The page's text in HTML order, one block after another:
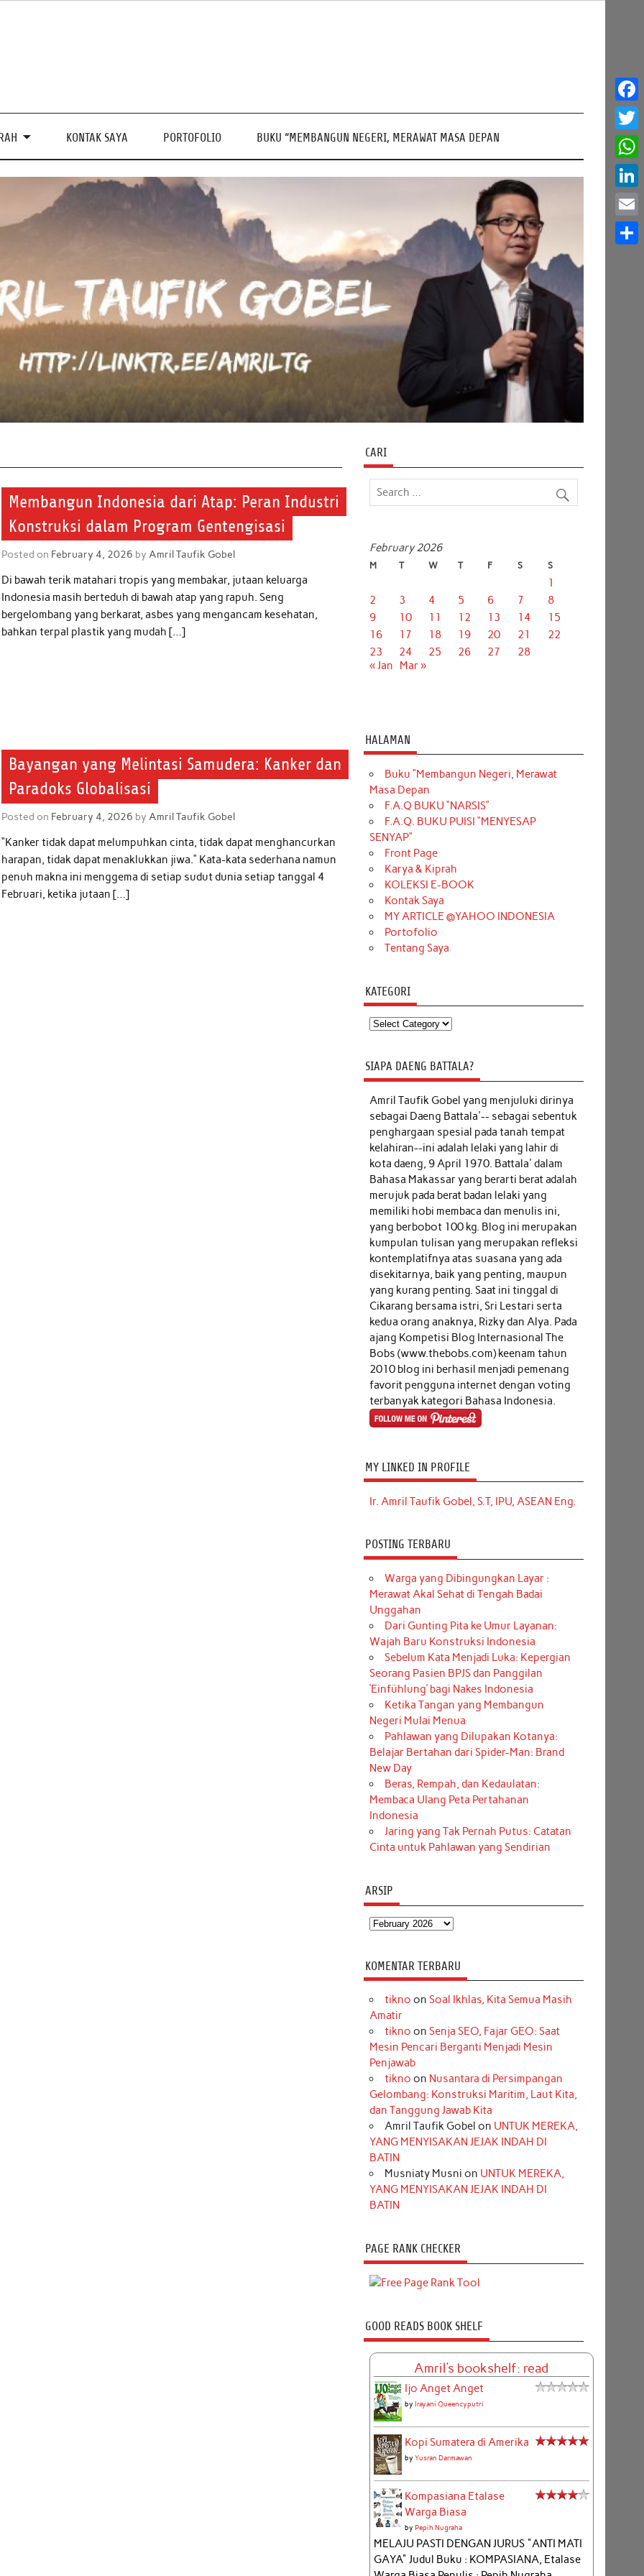
KONTAK SAYA PORTOFOLIO BUKU “MEMBANGUN NEGERI, MERAWAT MASA DEPAN
Membangun Indonesia dari Atap: Peran Industri
Konstruksi dalam Program Gentengisasi
Posted on February 4, 2026 byAmril Taufik Gobel
Di bawah terik matahari tropis yang membakar, jutaan keluarga
Indonesia masih berteduh di bawah atap yang rapuh. Seng
bergelombang yang berkarat, asbes yang mengancam kesehatan,
bahkan terpal plastik yang mudah […]
Bayangan yang Melintasi Samudera: Kanker dan
Paradoks Globalisasi
Posted on February 4, 2026 byAmril Taufik Gobel
“Kanker tidak dapat melumpuhkan cinta, tidak dapat menghancurkan
harapan, tidak dapat menaklukkan jiwa.” Kata-kata sederhana namun
penuh makna ini menggema di setiap sudut dunia setiap tanggal 4
Februari, ketika jutaan […]
CARI
February 2026
M T W T F S S
1
2
3 4 5 6 7
8
9
10 11 12 13 14
15
16
17 18 19 20 21
22
23
24 25 26 27
28
« Jan
Mar »
HALAMAN
Buku “Membangun Negeri, Merawat
Masa Depan
F.A.Q BUKU “NARSIS”
F.A.Q. BUKU PUISI “MENYESAP
SENYAP”
Front Page
Karya & Kiprah
KOLEKSI E-BOOK
Kontak Saya
MY ARTICLE @YAHOO INDONESIA
Portofolio
Tentang Saya
KATEGORI
Kategori
SIAPA DAENG BATTALA?
Amril Taufik Gobel yang menjuluki dirinya
sebagai Daeng Battala'-- sebagai sebentuk
penghargaan spesial pada tanah tempat
kelahiran--ini adalah lelaki yang lahir di
kota daeng, 9 April 1970. Battala' dalam
Bahasa Makassar yang berarti berat adalah
merujuk pada berat badan lelaki yang
memiliki hobi membaca dan menulis ini,
yang berbobot 100 kg. Blog ini merupakan
kumpulan tulisan yang merupakan refleksi
kontemplatifnya atas suasana yang ada
disekitarnya, baik yang penting, maupun
yang kurang penting. Saat ini tinggal di
Cikarang bersama istri, Sri Lestari serta
kedua orang anaknya, Rizky dan Alya. Pada
ajang Kompetisi Blog Internasional The
Bobs (www.thebobs.com) keenam tahun
2010 blog ini berhasil menjadi pemenang
favorit pengguna internet dengan voting
terbanyak kategori Bahasa Indonesia.
MY LINKED IN PROFILE
Ir. Amril Taufik Gobel, S.T, IPU, ASEAN Eng.
POSTING TERBARU
Warga yang Dibingungkan Layar :
Merawat Akal Sehat di Tengah Badai
Unggahan
Dari Gunting Pita ke Umur Layanan:
Wajah Baru Konstruksi Indonesia
Sebelum Kata Menjadi Luka: Kepergian
Seorang Pasien BPJS dan Panggilan
‘Einfühlung’ bagi Nakes Indonesia
Ketika Tangan yang Membangun
Negeri Mulai Menua
Pahlawan yang Dilupakan Kotanya:
Belajar Bertahan dari Spider-Man: Brand
New Day
Beras, Rempah, dan Kedaulatan:
Membaca Ulang Peta Pertahanan
Indonesia
Jaring yang Tak Pernah Putus: Catatan
Cinta untuk Pahlawan yang Sendirian
ARSIP
Arsip
KOMENTAR TERBARU
tikno on Soal Ikhlas, Kita Semua Masih
Amatir
tikno on Senja SEO, Fajar GEO: Saat
Mesin Pencari Berganti Menjadi Mesin
Penjawab
tikno on Nusantara di Persimpangan
Gelombang: Konstruksi Maritim, Laut Kita,
dan Tanggung Jawab Kita
Amril Taufik Gobel on UNTUK MEREKA,
YANG MENYISAKAN JEJAK INDAH DI
BATIN
Musniaty Musni on UNTUK MEREKA,
YANG MENYISAKAN JEJAK INDAH DI
BATIN
PAGE RANK CHECKER
GOOD READS BOOK SHELF
Amril's bookshelf: read
Ijo Anget Anget
by Irayani Queencyputri
Kopi Sumatera di Amerika
by Yusran Darmawan
Kompasiana Etalase
Warga Biasa
by Pepih Nugraha
MELAJU PASTI DENGAN JURUS "ANTI MATI
GAYA" Judul Buku : KOMPASIANA, Etalase
Email